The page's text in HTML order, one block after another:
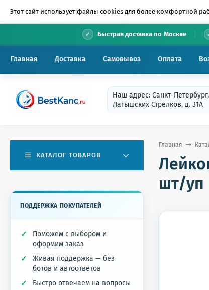
Этот сайт использует файлы cookies для более комфортной
Быстрая доставка по Москве
Главная Доставка Самовывоз Оплата
Наш адрес: Санкт-
Латышских Стрелков, д. 31А
Главная
шт/уп
КАТАЛОГ ТОВАРОВ
ПОДДЕРЖКА ПОКУПАТЕЛЕЙ
Поможем с выбором и
оформим заказ
Живая поддержка — без
ботов и автоответов
Быстро отвечаем на вопросы